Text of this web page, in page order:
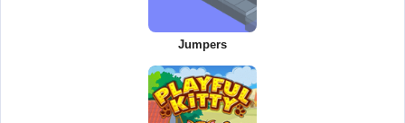
Jumpers